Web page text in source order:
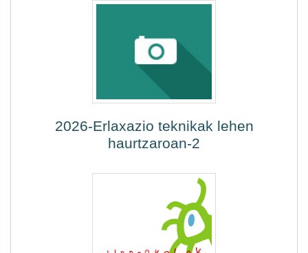
2026-Erlaxazio teknikak lehen
haurtzaroan-2